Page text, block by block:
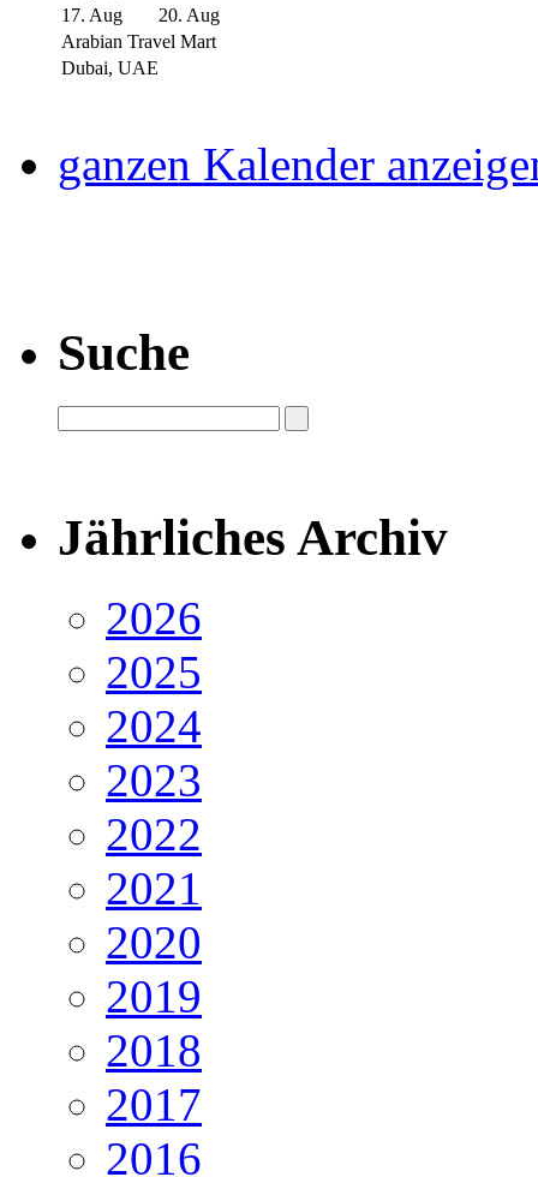
17. Aug
20. Aug
Arabian Travel Mart
Dubai, UAE
ganzen Kalender
Suche
Jährliches Archiv
2026
2025
2024
2023
2022
2021
2020
2019
2018
2017
2016